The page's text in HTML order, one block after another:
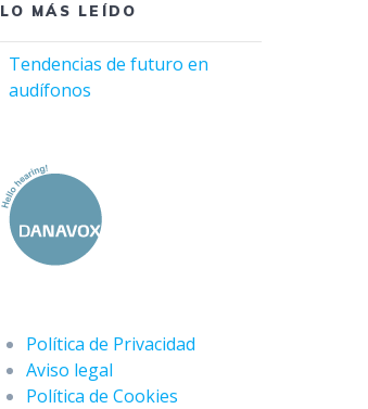
LO MÁS LEÍDO
Tendencias de futuro en
audífonos
Política de Privacidad
Aviso legal
Política de Cookies